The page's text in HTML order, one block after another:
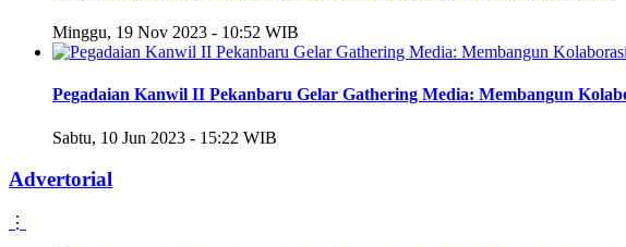
Minggu, 19 Nov 2023 - 10:52 WIB
Pegadaian Kanwil II Pekanbaru Gelar Gathering Media: Membangun
Sabtu, 10 Jun 2023 - 15:22 WIB
Advertorial
⋮